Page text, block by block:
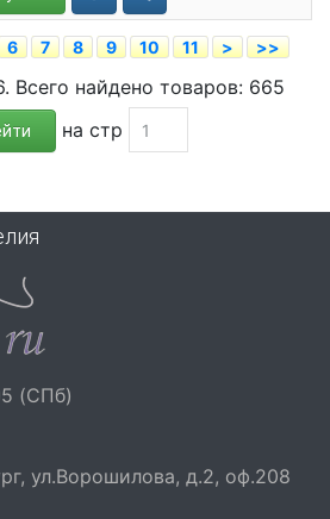
6 7 8 9 10 11 > >>
Всего найдено товаров: 665
на стр
(СПб)
ул.Ворошилова, д.2, оф.208